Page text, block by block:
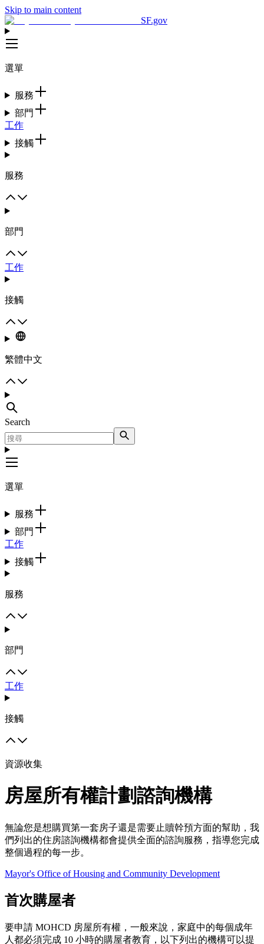
Skip to main content
SF.gov
選單
服務
部門
工作
接觸
服務
部門
工作
接觸
繁體中文
Search
選單
服務
部門
工作
接觸
服務
部門
工作
接觸
資源收集
房屋所有權計劃諮詢機構
無論您是想購買第一套房子還是需要止贖幹預方面的幫助，我
們列出的住房諮詢機構都會提供全面的諮詢服務，指導您完成
整個過程的每一步。
Mayor's Office of Housing and Community Development
首次購屋者
要申請 MOHCD 房屋所有權，一般來說，家庭中的每個成年
人都必須完成 10 小時的購屋者教育，以下列出的機構可以提